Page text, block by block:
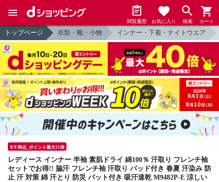
閲覧履歴 お気に入り 検索 カート
トップページ 衣類・靴・小物 インナー・下着・ナイトウエア
8/9 時点_ポイント最大11倍
レディース インナー 半袖 素肌ドライ 綿100％ 汗取り フレンチ袖
セットでお得!! 脇汗 フレンチ袖 汗取り パッド付き 春夏 汗染み 防
止 汗 対策 綿 汗とり 防災 パット付き 吸汗速乾 M9482P-E 涼しい